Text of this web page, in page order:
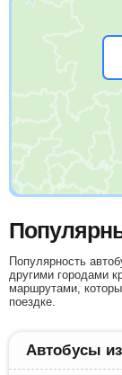
Популярность
другими городами
маршрутами,
поездке.
Автобусы